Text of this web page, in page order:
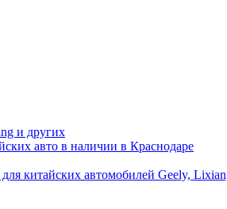
и других
авто в наличии в Краснодаре
автомобилей Geely,